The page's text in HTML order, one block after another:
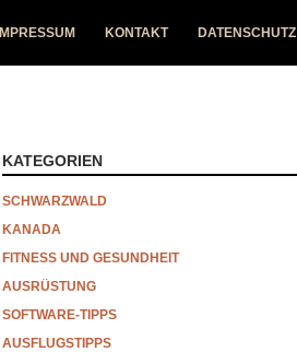
IMPRESSUM KONTAKT DATENSCHUTZ
KATEGORIEN
SCHWARZWALD
KANADA
FITNESS UND GESUNDHEIT
AUSRÜSTUNG
SOFTWARE-TIPPS
AUSFLUGSTIPPS